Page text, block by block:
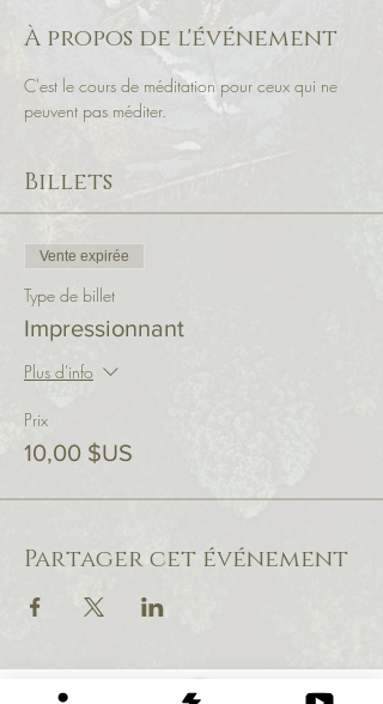
À propos de l'événement
C'est le cours de méditation pour ceux qui ne
peuvent pas méditer.
Billets
Vente expirée
Type de billet
Impressionnant
Plus d'info
Prix
10,00 $US
Partager cet événement